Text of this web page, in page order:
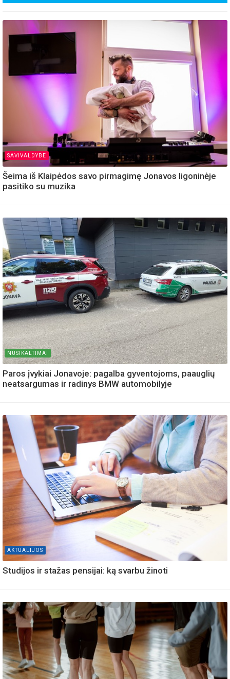
SAVIVALDYBE
Šeima iš Klaipėdos savo pirmagimę Jonavos ligoninėje
pasitiko su muzika
NUSIKALTIMAI
Paros įvykiai Jonavoje: pagalba gyventojoms, paauglių
neatsargumas ir radinys BMW automobilyje
AKTUALIJOS
Studijos ir stažas pensijai: ką svarbu žinoti